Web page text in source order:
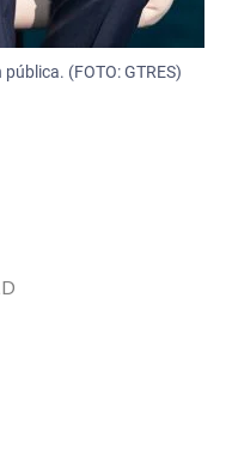
(FOTO: GTRES)